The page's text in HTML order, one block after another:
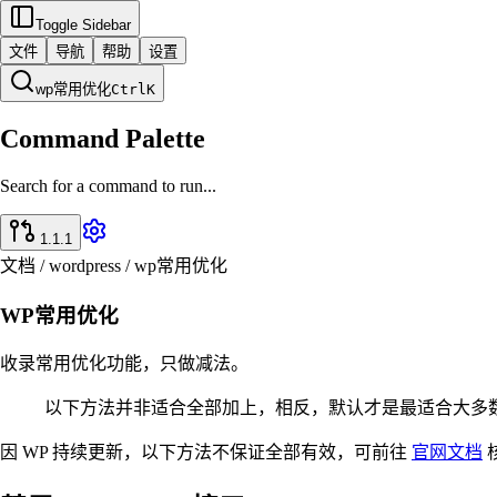
Toggle Sidebar
文件
导航 帮助 设置
wp常用优化CtrlK
Command Palette
Search for a command to run...
1.1.1
文档 / wordpress / wp常用优化
WP常用优化
收录常用优化功能，只做减法。
以下方法并非适合全部加上，相反，默认才是最适合大多
因 WP 持续更新，以下方法不保证全部有效，可前往 官网文档